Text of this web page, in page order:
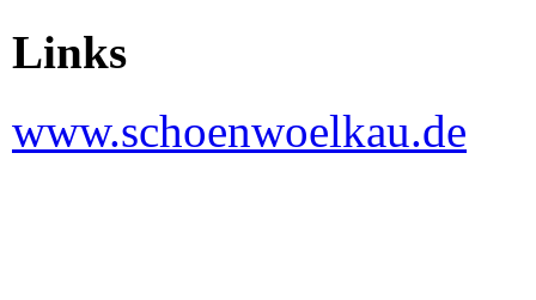
Links
www.schoenwoelkau.de